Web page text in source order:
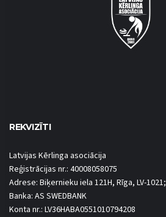
REKVIZĪTI
Latvijas Kērlinga asociācija
Reģistrācijas nr.: 40008058075
Adrese: Biķernieku iela 121H, Rīga, LV-1021;
Banka: AS SWEDBANK
Konta nr.: LV36HABA0551010794208